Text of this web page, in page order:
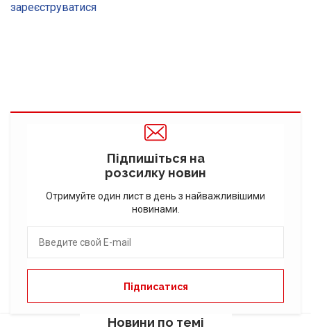
зареєструватися
Підпишіться на
розсилку новин
Отримуйте один лист в день з найважливішими
новинами.
Новини по темі